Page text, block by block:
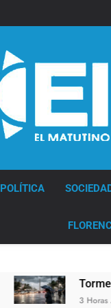
POLÍTICA
Tormentas
3 Horas Atrás